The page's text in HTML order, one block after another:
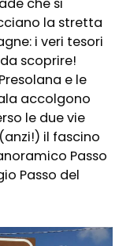
che si
la stretta
i veri tesori
scoprire!
e le
accolgono
le due vie
il fascino
Passo
Passo del